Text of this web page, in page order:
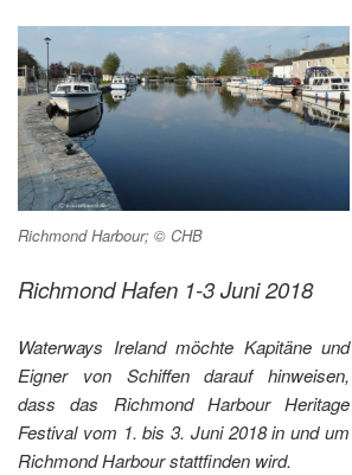
Richmond Harbour; © CHB
Richmond Hafen 1-3 Juni 2018
Waterways Ireland möchte Kapitäne und
Eigner von Schiffen darauf hinweisen,
dass das Richmond Harbour Heritage
Festival vom 1. bis 3. Juni 2018 in und um
Richmond Harbour stattfinden wird.